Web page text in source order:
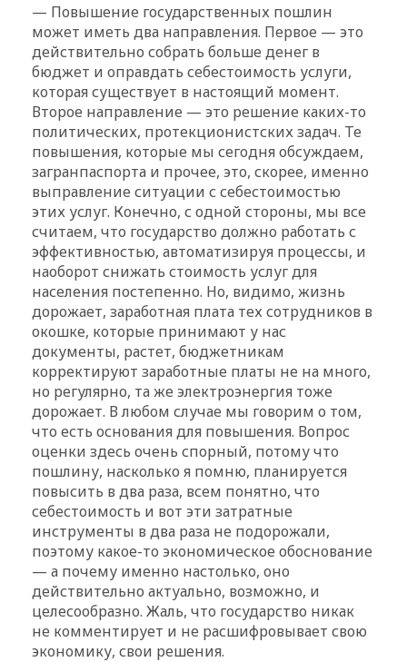
— Повышение государственных пошлин
может иметь два направления. Первое — это
действительно собрать больше денег в
бюджет и оправдать себестоимость услуги,
которая существует в настоящий момент.
Второе направление — это решение каких-то
политических, протекционистских задач. Те
повышения, которые мы сегодня обсуждаем,
загранпаспорта и прочее, это, скорее, именно
выправление ситуации с себестоимостью
этих услуг. Конечно, с одной стороны, мы все
считаем, что государство должно работать с
эффективностью, автоматизируя процессы, и
наоборот снижать стоимость услуг для
населения постепенно. Но, видимо, жизнь
дорожает, заработная плата тех сотрудников в
окошке, которые принимают у нас
документы, растет, бюджетникам
корректируют заработные платы не на много,
но регулярно, та же электроэнергия тоже
дорожает. В любом случае мы говорим о том,
что есть основания для повышения. Вопрос
оценки здесь очень спорный, потому что
пошлину, насколько я помню, планируется
повысить в два раза, всем понятно, что
себестоимость и вот эти затратные
инструменты в два раза не подорожали,
поэтому какое-то экономическое обоснование
— а почему именно настолько, оно
действительно актуально, возможно, и
целесообразно. Жаль, что государство никак
не комментирует и не расшифровывает свою
экономику, свои решения.